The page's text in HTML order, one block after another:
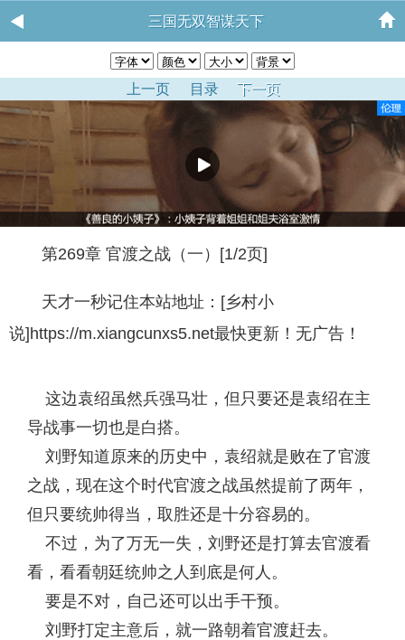
三国无双智谋天下
上一页 目录 下一页
第269章 官渡之战（一）[1/2页]
天才一秒记住本站地址：[乡村小
说]https://m.xiangcunxs5.net最快更新！无广告！
这边袁绍虽然兵强马壮，但只要还是袁绍在主
导战事一切也是白搭。
刘野知道原来的历史中，袁绍就是败在了官渡
之战，现在这个时代官渡之战虽然提前了两年，
但只要统帅得当，取胜还是十分容易的。
不过，为了万无一失，刘野还是打算去官渡看
看，看看朝廷统帅之人到底是何人。
要是不对，自己还可以出手干预。
刘野打定主意后，就一路朝着官渡赶去。